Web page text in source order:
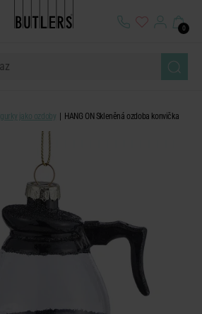
0
jako ozdoby HANG ON Skleněná ozdoba konvička